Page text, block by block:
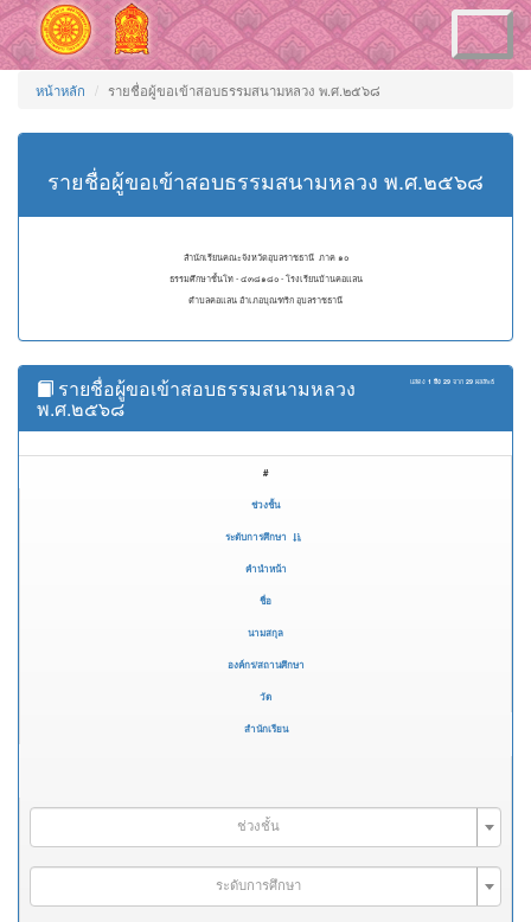
Toggle
navigation
หน้าหลัก รายชื่อผู้ขอเข้าสอบธรรมสนามหลวง พ.ศ.๒๕๖๘
รายชื่อผู้ขอเข้าสอบธรรมสนามหลวง พ.ศ.๒๕๖๘
สำนักเรียนคณะจังหวัดอุบลราชธานี ภาค ๑๐
ธรรมศึกษาชั้นโท - ๔๓๘๑๘๐ - โรงเรียนบ้านคอแลน
ตำบลคอแลน อำเภอบุณฑริก อุบลราชธานี
แสดง 1 ถึง 29 จาก 29 ผลลัพธ์
รายชื่อผู้ขอเข้าสอบธรรมสนามหลวง
พ.ศ.๒๕๖๘
#
ช่วงชั้น
ระดับการศึกษา
คำนำหน้า
ชื่อ
นามสกุล
องค์กร/สถานศึกษา
วัด
สำนักเรียน
ช่วงชั้น
ระดับการศึกษา